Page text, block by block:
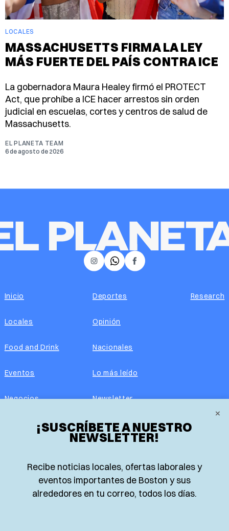
LOCALES
MASSACHUSETTS FIRMA LA LEY
MÁS FUERTE DEL PAÍS CONTRA ICE
La gobernadora Maura Healey firmó el PROTECT
Act, que prohíbe a ICE hacer arrestos sin orden
judicial en escuelas, cortes y centros de salud de
Massachusetts.
EL PLANETA TEAM
6 de agosto de 2026
×
¡SUSCRÍBETE A NUESTRO
NEWSLETTER!
Recibe noticias locales, ofertas laborales y
eventos importantes de Boston y sus
alrededores en tu correo, todos los días.
𝕏 Facebook
Instagram
Inicio
Locales
Food and Drink
Eventos
Negocios
Real Estate
Guía de Recursos
Deportes
Opinión
Nacionales
Lo más leído
Newsletter
Edición impresa
Advertise with us
Research